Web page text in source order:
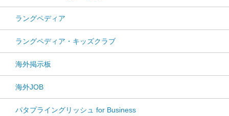
ラングペディア
ラングペディア・キッズクラブ
海外掲示板
海外JOB
パタプライングリッシュ for Business